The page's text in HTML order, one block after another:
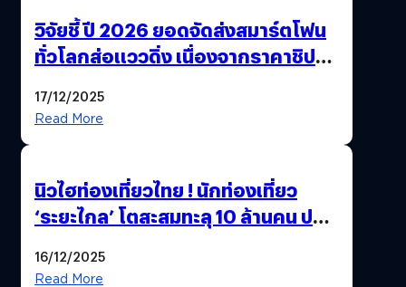
วิจัยชี้ ปี 2026 ยอดจัดส่งสมาร์ตโฟน
ทั่วโลกส่อแววดิ่ง เนื่องจากราคาชิป
17/12/2025
Read More
นิวไฮท่องเที่ยวไทย ! นักท่องเที่ยว
‘ระยะไกล’ โตสะสมทะลุ 10 ล้านคน ปลุก
11.66 ล้านคน
16/12/2025
Read More